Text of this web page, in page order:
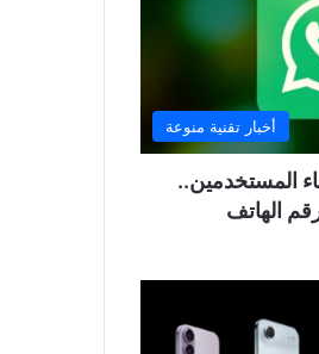
أخبار تقنية منوعة
المستخدمين..
الهاتف